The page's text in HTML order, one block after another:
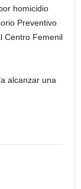
homicidio
Preventivo
Centro Femenil
alcanzar una